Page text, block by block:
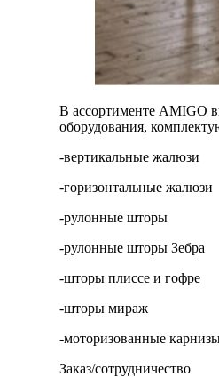
В ассортименте AMIGO
оборудования,
-вертикальные жалюзи
-горизонтальные жалюзи
-рулонные шторы
-рулонные шторы Зебра
-шторы плиссе и гофре
-шторы мираж
-моторизованные
Заказ/сотрудничество